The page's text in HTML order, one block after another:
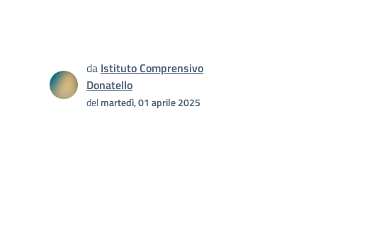
da Istituto Comprensivo
Donatello
delmartedì, 01 aprile 2025